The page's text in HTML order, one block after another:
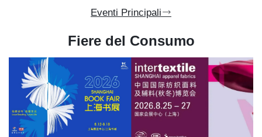
Eventi Principali
Fiere del Consumo